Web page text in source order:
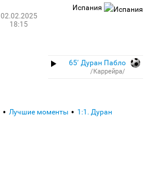
02.02.2025
18:15
Испания
65′ Дуран Пабло
/Каррейра/
Лучшие моменты 1:1. Дуран